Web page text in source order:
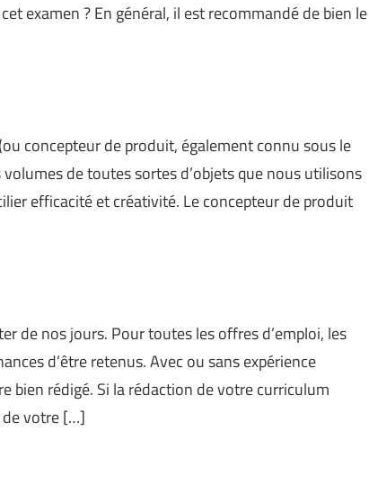
examen ? En général, il est recommandé de bien le
concepteur de produit, également connu sous le
de toutes sortes d’objets que nous utilisons
efficacité et créativité. Le concepteur de produit
de nos jours. Pour toutes les offres d’emploi, les
d’être retenus. Avec ou sans expérience
bien rédigé. Si la rédaction de votre curriculum
de votre […]